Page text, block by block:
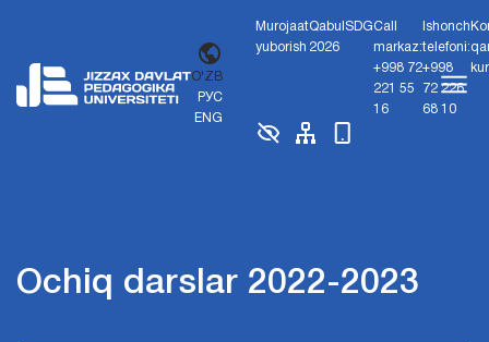
O'ZB
РУС
ENG
Murojaat
yuborish
Qabul
2026
SDGCall
markaz:
+998 72
221 55
16
Ishonch
telefoni:
+998
72 226
68 10
Ochiq darslar 2022-2023